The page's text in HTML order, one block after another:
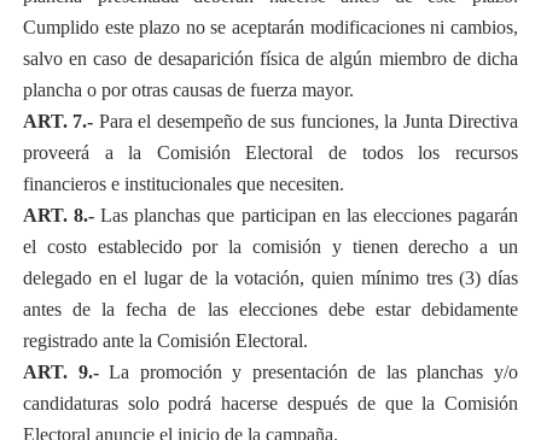
Cumplido este plazo no se aceptarán modificaciones ni cambios,
salvo en caso de desaparición física de algún miembro de dicha
plancha o por otras causas de fuerza mayor.
ART. 7.- Para el desempeño de sus funciones, la Junta Directiva
proveerá a la Comisión Electoral de todos los recursos
financieros e institucionales que necesiten.
ART. 8.- Las planchas que participan en las elecciones pagarán
el costo establecido por la comisión y tienen derecho a un
delegado en el lugar de la votación, quien mínimo tres (3) días
antes de la fecha de las elecciones debe estar debidamente
registrado ante la Comisión Electoral.
ART. 9.-La promoción y presentación de las planchas y/o
candidaturas solo podrá hacerse después de que la Comisión
Electoral anuncie el inicio de la campaña.